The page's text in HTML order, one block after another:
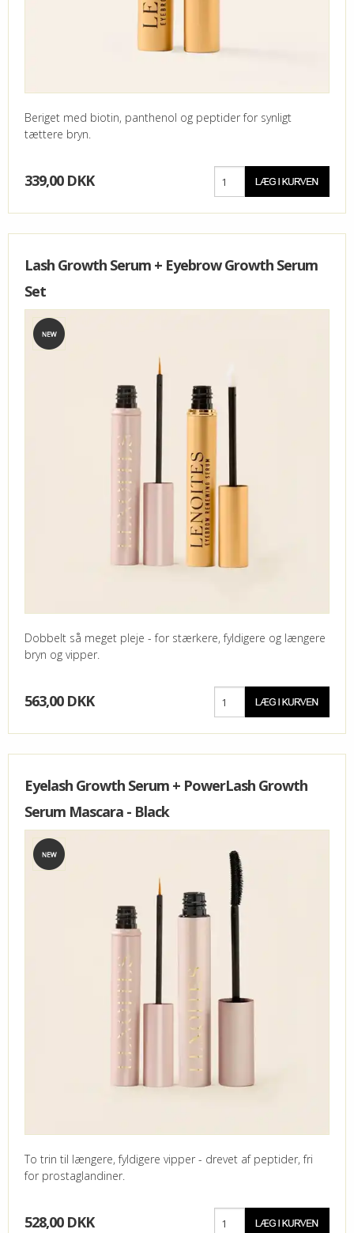
Beriget med biotin, panthenol og peptider for synligt
tættere bryn.
339,00 DKK
Lash Growth Serum + Eyebrow Growth Serum
Set
Dobbelt så meget pleje - for stærkere, fyldigere og længere
bryn og vipper.
563,00 DKK
Eyelash Growth Serum + PowerLash Growth
Serum Mascara - Black
To trin til længere, fyldigere vipper - drevet af peptider, fri
for prostaglandiner.
528,00 DKK